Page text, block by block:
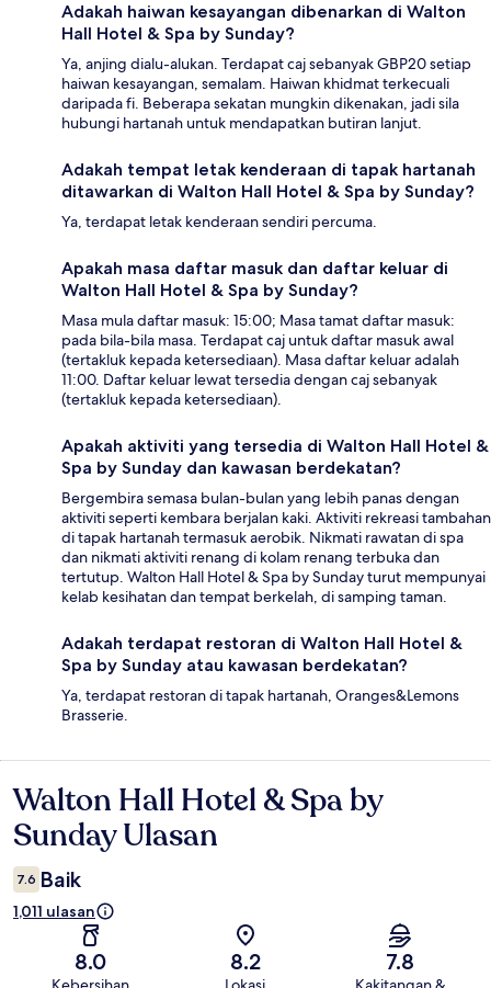
Adakah haiwan kesayangan dibenarkan di Walton
Hall Hotel & Spa by Sunday?
Ya, anjing dialu-alukan. Terdapat caj sebanyak GBP20 setiap
haiwan kesayangan, semalam. Haiwan khidmat terkecuali
daripada fi. Beberapa sekatan mungkin dikenakan, jadi sila
hubungi hartanah untuk mendapatkan butiran lanjut.
Adakah tempat letak kenderaan di tapak hartanah
ditawarkan di Walton Hall Hotel & Spa by Sunday?
Ya, terdapat letak kenderaan sendiri percuma.
Apakah masa daftar masuk dan daftar keluar di
Walton Hall Hotel & Spa by Sunday?
Masa mula daftar masuk: 15:00; Masa tamat daftar masuk:
pada bila-bila masa. Terdapat caj untuk daftar masuk awal
(tertakluk kepada ketersediaan). Masa daftar keluar adalah
11:00. Daftar keluar lewat tersedia dengan caj sebanyak
(tertakluk kepada ketersediaan).
Apakah aktiviti yang tersedia di Walton Hall Hotel &
Spa by Sunday dan kawasan berdekatan?
Bergembira semasa bulan-bulan yang lebih panas dengan
aktiviti seperti kembara berjalan kaki. Aktiviti rekreasi tambahan
di tapak hartanah termasuk aerobik. Nikmati rawatan di spa
dan nikmati aktiviti renang di kolam renang terbuka dan
tertutup. Walton Hall Hotel & Spa by Sunday turut mempunyai
kelab kesihatan dan tempat berkelah, di samping taman.
Adakah terdapat restoran di Walton Hall Hotel &
Spa by Sunday atau kawasan berdekatan?
Ya, terdapat restoran di tapak hartanah, Oranges&Lemons
Brasserie.
Ulasan
Walton Hall Hotel & Spa by
Sunday Ulasan
7.6 Baik
1,011 ulasan
8.0 8.2 7.8